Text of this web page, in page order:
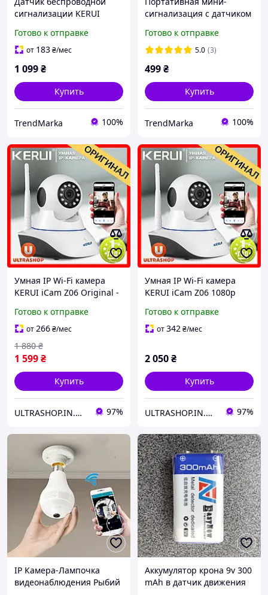
сигнализации KERUI
Готово к отправке
от 183₴/мес
1 099₴
Купить
TrendMarka 100%
сигнализация с датчиком
оповещает о любом
движении, подает сигнал
Готово к отправке
5.0 (3)
499₴
Купить
TrendMarka 100%
Умная IP Wi-Fi камера
KERUI iCam Z06 Original -
видеонаблюдения
онлайн, ночная съемка
Готово к отправке
от266₴/мес
1 599₴
1 880 ₴
Купить
ULTRASHOP.IN.UA 🛒 Интернет-магазин трендовых гаджетов 97%
Умная IP Wi-Fi камера
KERUI iCam Z06 1080p
смарт камера
видеонаблюдения
Готово к отправке
от342₴/мес
2 050₴
Купить
ULTRASHOP.IN.UA 🛒 Интернет-магазин трендовых гаджетов 97%
IP Камера-Лампочка
видеонаблюдения Рыбий
Аккумулятор крона 9v 300
mAh в датчик движения